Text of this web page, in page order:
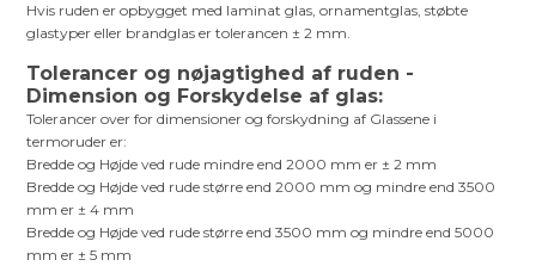
Hvis ruden er opbygget med laminat glas, ornamentglas, støbte
glastyper eller brandglas er tolerancen ± 2 mm.
Tolerancer og nøjagtighed af ruden -
Dimension og Forskydelse af glas:
Tolerancer over for dimensioner og forskydning af Glassene i
termoruder er:
Bredde og Højde ved rude mindre end 2000 mm er ± 2 mm
Bredde og Højde ved rude større end 2000 mm og mindre end 3500
mm er ± 4 mm
Bredde og Højde ved rude større end 3500 mm og mindre end 5000
mm er ± 5 mm